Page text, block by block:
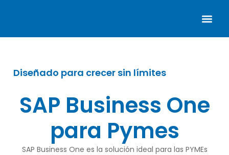
Diseñado para crecer sin límites
SAP Business One
para Pymes
SAP Business One es la solución ideal para las PYMEs